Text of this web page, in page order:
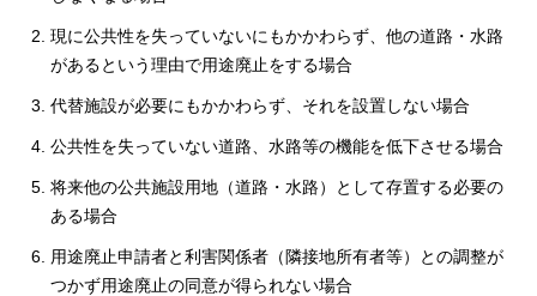
現に公共性を失っていないにもかかわらず、他の道路・水路
があるという理由で用途廃止をする場合
代替施設が必要にもかかわらず、それを設置しない場合
公共性を失っていない道路、水路等の機能を低下させる場合
将来他の公共施設用地（道路・水路）として存置する必要の
ある場合
用途廃止申請者と利害関係者（隣接地所有者等）との調整が
つかず用途廃止の同意が得られない場合